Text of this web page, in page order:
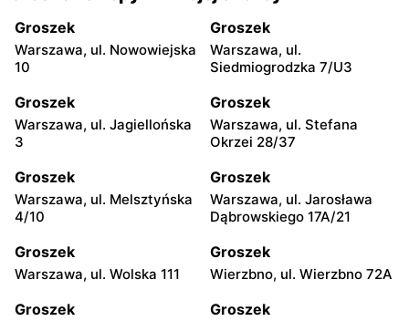
Groszek
Warszawa, ul. Nowowiejska
10
Groszek
Warszawa, ul.
Siedmiogrodzka 7/U3
Groszek
Warszawa, ul. Jagiellońska
3
Groszek
Warszawa, ul. Stefana
Okrzei 28/37
Groszek
Warszawa, ul. Melsztyńska
4/10
Groszek
Warszawa, ul. Jarosława
Dąbrowskiego 17A/21
Groszek
Warszawa, ul. Wolska 111
Groszek
Wierzbno, ul. Wierzbno 72A
Groszek Groszek